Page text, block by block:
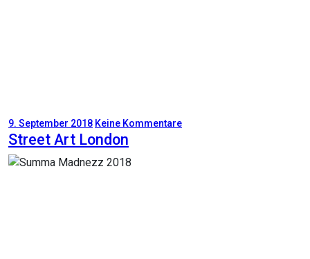
9. September 2018 Keine Kommentare
Street Art London